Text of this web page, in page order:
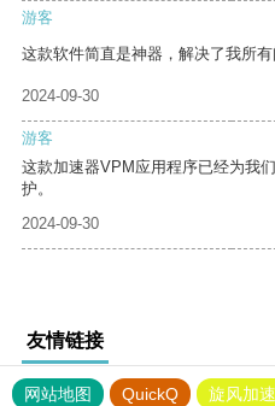
游客
这款软件简直是神器，解决了我所有
2024-09-30
游客
这款加速器VPM应用程序已经为我
护。
2024-09-30
友情链接
网站地图 QuickQ 旋风加